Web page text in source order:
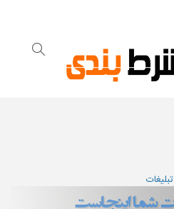
تبلیغات